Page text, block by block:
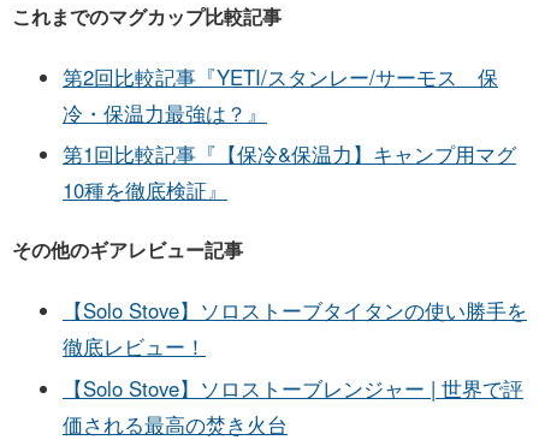
これまでのマグカップ比較記事
第2回比較記事『YETI/スタンレー/サーモス 保
冷・保温力最強は？』
第1回比較記事『【保冷&保温力】キャンプ用マグ
10種を徹底検証』
その他のギアレビュー記事
【Solo Stove】ソロストーブタイタンの使い勝手を
徹底レビュー！
【Solo Stove】ソロストーブレンジャー | 世界で評
価される最高の焚き火台